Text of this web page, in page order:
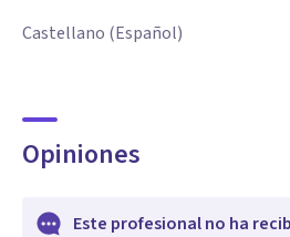
Castellano (Español)
Opiniones
Este profesional no ha